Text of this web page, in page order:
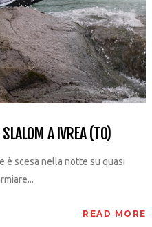
A IVREA (TO)
è scesa nella notte su quasi
READ MORE